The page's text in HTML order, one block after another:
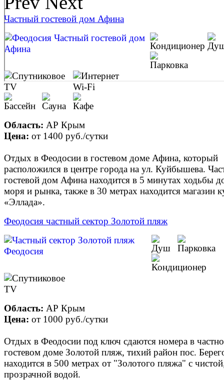
Частный гостевой дом Афина
Область: АР Крым
Цена: от 1400 руб./сутки
Отдых в Феодосии в гостевом доме Афина, который
расположился в центре города на ул. Куйбышева.
гостевой дом Афина находится в 5 минутах ходьбы
моря и рынка, также в 30 метрах находится магазин
«Эллада».
Феодосия частный сектор Золотой пляж
Область: АР Крым
Цена: от 1000 руб./сутки
Отдых в Феодосии под ключ сдаются номера в
гостевом доме Золотой пляж, тихий район пос.
находится в 500 метрах от "Золотого пляжа" с
прозрачной водой.